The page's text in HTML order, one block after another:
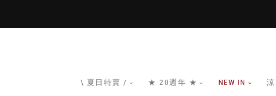
\ 夏日特賣 / ★ 20週年 ★ NEW IN